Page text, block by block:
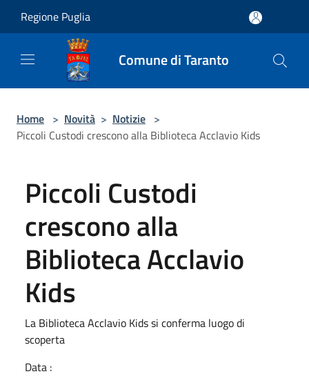
Regione Puglia
Comune di Taranto
Home > Novità > Notizie >
Piccoli Custodi crescono alla Biblioteca Acclavio Kids
Piccoli Custodi
crescono alla
Biblioteca Acclavio
Kids
La Biblioteca Acclavio Kids si conferma luogo di
scoperta
Data :